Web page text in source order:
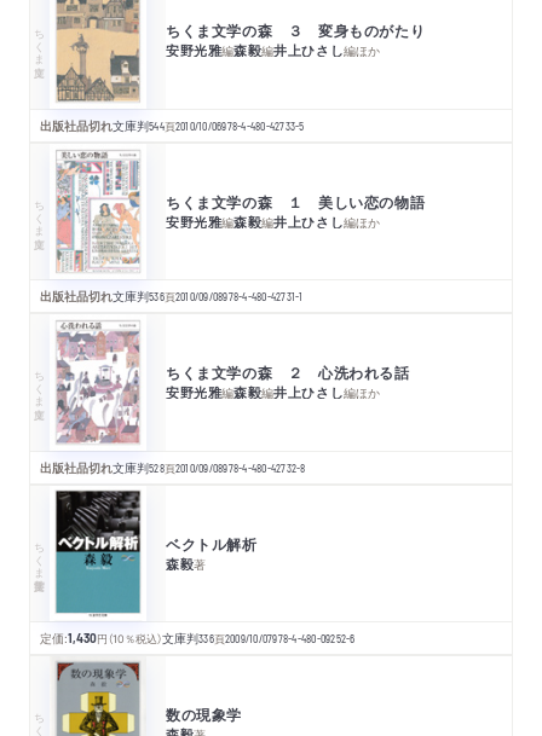
ちくま文庫 ちくま文学の森 ３ 変身ものがたり
安野光雅編森毅編井上ひさし編ほか
出版社品切れ文庫判544頁2010/10/06978-4-480-42733-5
ちくま文庫 ちくま文学の森 １ 美しい恋の物語
安野光雅編森毅編井上ひさし編ほか
出版社品切れ文庫判536頁2010/09/08978-4-480-42731-1
ちくま文庫 ちくま文学の森 ２ 心洗われる話
安野光雅編森毅編井上ひさし編ほか
出版社品切れ文庫判528頁2010/09/08978-4-480-42732-8
ちくま学芸文庫 ベクトル解析
森毅著
定価:1,430円 （10％税込）文庫判336頁2009/10/07978-4-480-09252-6
ちくま学芸文庫 数の現象学